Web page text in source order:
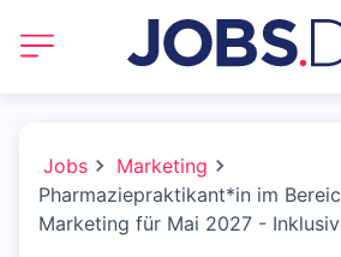
Jobs
Marketing
Pharmaziepraktikant*in im
Marketing für Mai 2027 -